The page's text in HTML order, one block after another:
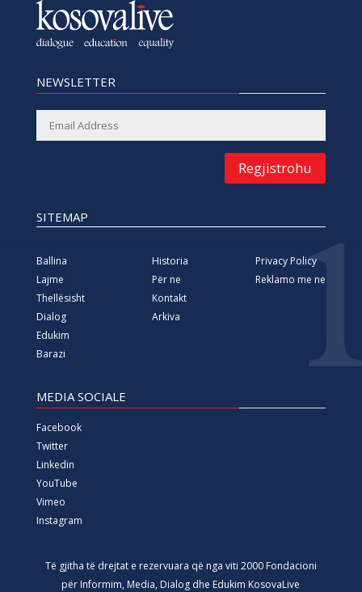
NEWSLETTER
Regjistrohu
SITEMAP
Ballina
Lajme
Thellësisht
Dialog
Edukim
Barazi
Historia
Për ne
Kontakt
Arkiva
Privacy Policy
Reklamo me ne
MEDIA SOCIALE
Facebook
Twitter
Linkedin
YouTube
Vimeo
Instagram
Të gjitha të drejtat e rezervuara që nga viti 2000 Fondacioni
për Informim, Media, Dialog dhe Edukim KosovaLive